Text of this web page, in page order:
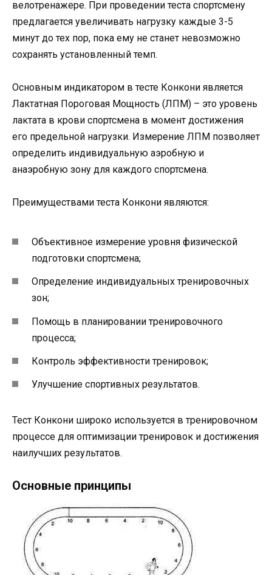
велотренажере. При проведении теста спортсмену
предлагается увеличивать нагрузку каждые 3-5
минут до тех пор, пока ему не станет невозможно
сохранять установленный темп.
Основным индикатором в тесте Конкони является
Лактатная Пороговая Мощность (ЛПМ) – это уровень
лактата в крови спортсмена в момент достижения
его предельной нагрузки. Измерение ЛПМ позволяет
определить индивидуальную аэробную и
анаэробную зону для каждого спортсмена.
Преимуществами теста Конкони являются:
Объективное измерение уровня физической
подготовки спортсмена;
Определение индивидуальных тренировочных
зон;
Помощь в планировании тренировочного
процесса;
Контроль эффективности тренировок;
Улучшение спортивных результатов.
Тест Конкони широко используется в тренировочном
процессе для оптимизации тренировок и достижения
наилучших результатов.
Основные принципы